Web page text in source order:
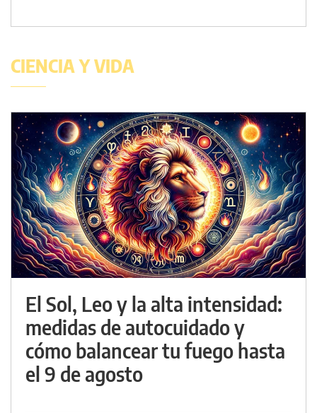
CIENCIA Y VIDA
El Sol, Leo y la alta intensidad:
medidas de autocuidado y
cómo balancear tu fuego hasta
el 9 de agosto